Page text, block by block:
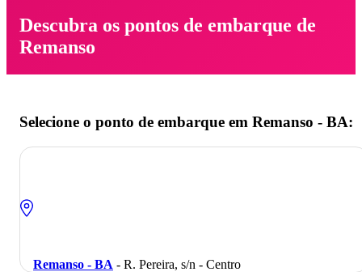
Descubra os pontos de embarque de
Remanso
Selecione o ponto de embarque em Remanso - BA:
Remanso - BA - R. Pereira, s/n - Centro